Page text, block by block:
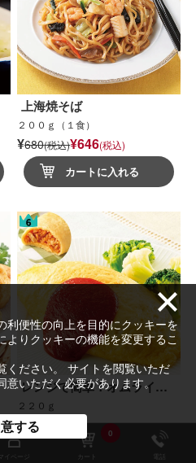
利便性の向上を目的にクッキーを
りクッキーの機能を変更するこ
ください。 サイトを閲覧いただ
意いただく必要があります。
する
上海焼そば
２００ｇ（１食）
¥680(税込)¥646(税込)
カートに入れる
レンジで簡単！オムライ…
２２０ｇ
¥700
カートに入れる
マイページ カート
0
電話